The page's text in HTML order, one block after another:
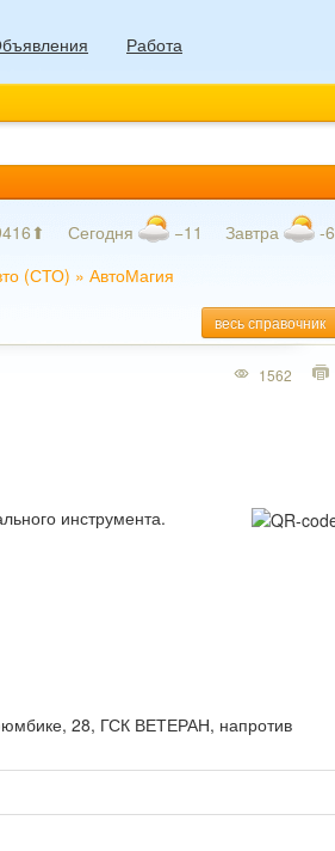
Работа
Сегодня −11 Завтра -6
(СТО) » АвтоМагия
весь справочник
инструмента.
1562
28, ГСК ВЕТЕРАН, напротив